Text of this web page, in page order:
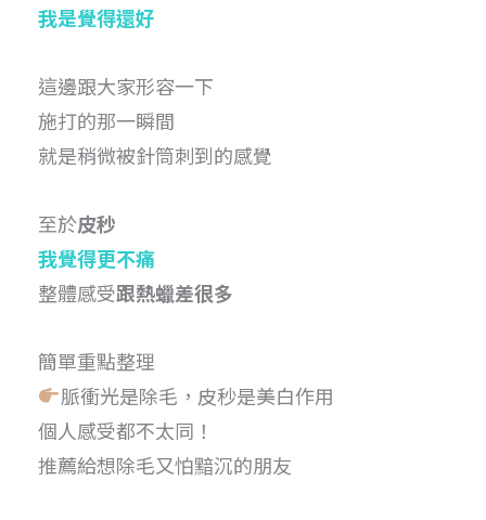
我是覺得還好
這邊跟大家形容一下
施打的那一瞬間
就是稍微被針筒刺到的感覺
至於皮秒
我覺得更不痛
整體感受跟熱蠟差很多
簡單重點整理
脈衝光是除毛，皮秒是美白作用
個人感受都不太同！
推薦給想除毛又怕黯沉的朋友